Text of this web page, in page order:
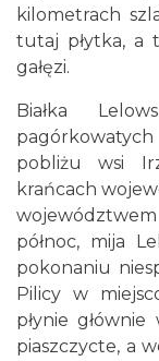
kilometrach
tutaj płytka, a
gałęzi.
Białka
pobliżu wsi
krańcach
północ, mija
pokonaniu
Pilicy w
płynie
piaszczycte, a